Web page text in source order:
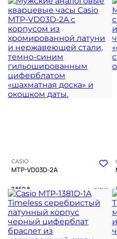
Строгий блеск металла и
глубокий изумрудный рельеф
TIMELESS COLLECTION
CASIO
MTP-VD03D-2A
2 860₴ in stock
Строгая геометрия синего
циферблата в объятиях
холодного металла
TIMELESS COLLECTION